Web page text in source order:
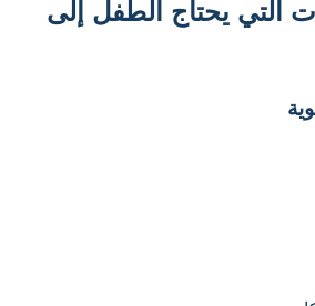
التي يحتاج الطفل إلى